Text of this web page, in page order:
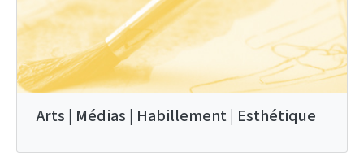
Arts | Médias | Habillement | Esthétique